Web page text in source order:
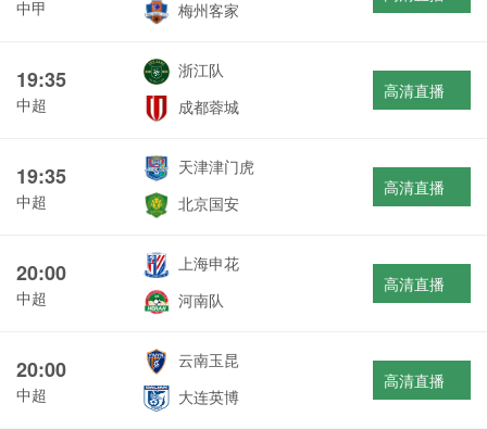
中甲 梅州客家
19:35
中超
浙江队
成都蓉城
高清直播
19:35
中超
天津津门虎
北京国安
高清直播
20:00
中超
上海申花
河南队
高清直播
20:00
中超
云南玉昆
大连英博
高清直播